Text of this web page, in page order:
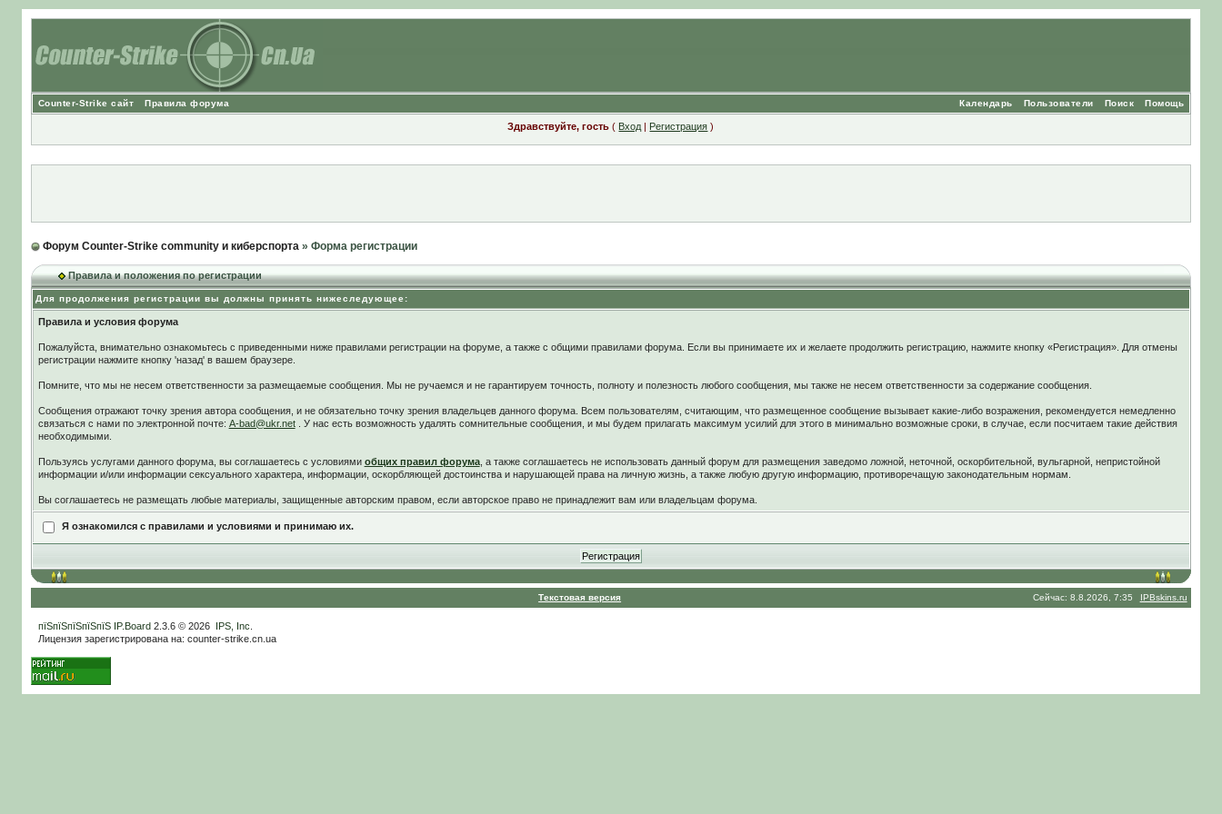
Counter-Strike сайт Правила форума Помощь
Поиск
Пользователи
Календарь
Здравствуйте, гость ( Вход | Регистрация )
Форум Counter-Strike community и киберспорта» Форма регистрации
Правила и положения по регистрации
Для продолжения регистрации вы должны принять нижеследующее:
Правила и условия форума
Пожалуйста, внимательно ознакомьтесь с приведенными ниже правилами регистрации на форуме, а также с общими правилами форума. Если вы принимаете их и желаете продолжить регистрацию, нажмите кнопку «Регистрация». Для отмены
регистрации нажмите кнопку 'назад' в вашем браузере.
Помните, что мы не несем ответственности за размещаемые сообщения. Мы не ручаемся и не гарантируем точность, полноту и полезность любого сообщения, мы также не несем ответственности за содержание сообщения.
Сообщения отражают точку зрения автора сообщения, и не обязательно точку зрения владельцев данного форума. Всем пользователям, считающим, что размещенное сообщение вызывает какие-либо возражения, рекомендуется немедленно
связаться с нами по электронной почте: A-bad@ukr.net. У нас есть возможность удалять сомнительные сообщения, и мы будем прилагать максимум усилий для этого в минимально возможные сроки, в случае, если посчитаем такие действия
необходимыми.
Пользуясь услугами данного форума, вы соглашаетесь c условиями общих правил форума, а также соглашаетесь не использовать данный форум для размещения заведомо ложной, неточной, оскорбительной, вульгарной, непристойной
информации и/или информации сексуального характера, информации, оскорбляющей достоинства и нарушающей права на личную жизнь, а также любую другую информацию, противоречащую законодательным нормам.
Вы соглашаетесь не размещать любые материалы, защищенные авторским правом, если авторское право не принадлежит вам или владельцам форума.
Я ознакомился с правилами и условиями и принимаю их.
Текстовая версия Сейчас: 8.8.2026, 7:35 IPBskins.ru
пїЅпїЅпїЅпїЅпїЅ IP.Board2.3.6 © 2026 IPS, Inc
Лицензия зарегистрирована на: counter-strike.cn.ua